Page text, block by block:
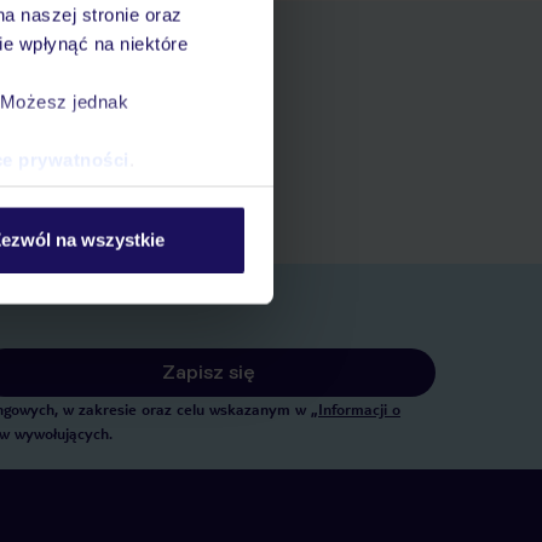
naszej stronie oraz
wpłynąć na niektóre
jednak
prywatności
na wszystkie
Zapisz się
w zakresie oraz celu wskazanym w „Informacji o
wywołujących.